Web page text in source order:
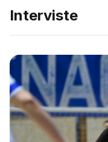
Interviste